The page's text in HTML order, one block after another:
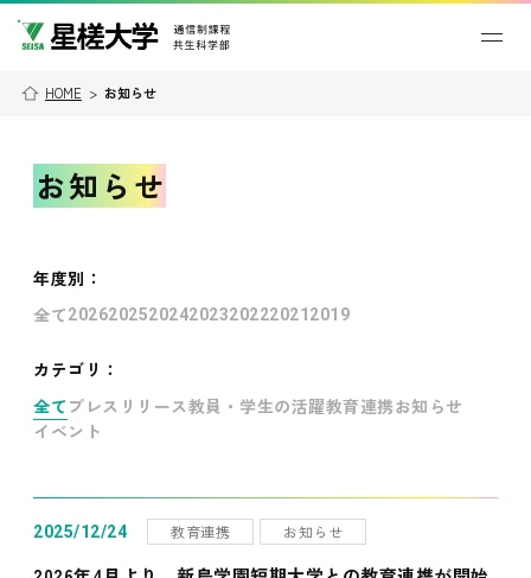
HOME > お知らせ
お知らせ
年度別 ：
全て202620252024202320222021 2019
カテゴリ：
全て プレスリリース教員・学生の活躍教育連携お知らせ
イベント
2025/12/24 教育連携 お知らせ